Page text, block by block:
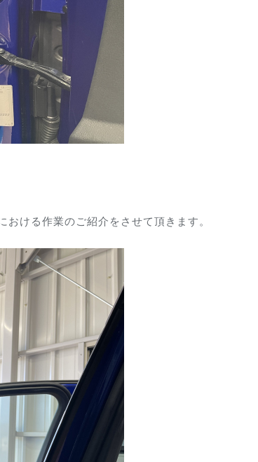
ける作業のご紹介をさせて頂きます。